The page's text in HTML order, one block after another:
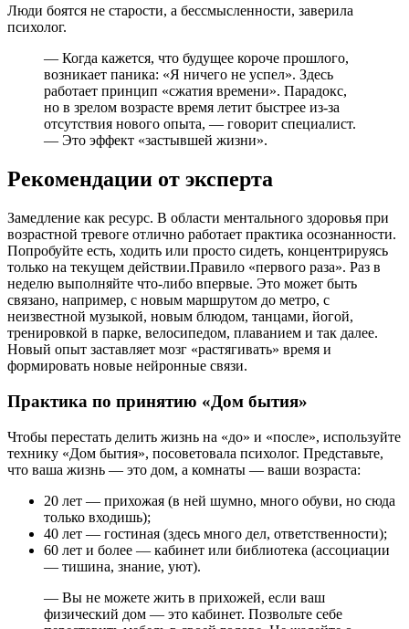
Люди боятся не старости, а бессмысленности, заверила
психолог.
— Когда кажется, что будущее короче прошлого,
возникает паника: «Я ничего не успел». Здесь
работает принцип «сжатия времени». Парадокс,
но в зрелом возрасте время летит быстрее из-за
отсутствия нового опыта, — говорит специалист.
— Это эффект «застывшей жизни».
Рекомендации от эксперта
Замедление как ресурс. В области ментального здоровья при
возрастной тревоге отлично работает практика осознанности.
Попробуйте есть, ходить или просто сидеть, концентрируясь
только на текущем действии.Правило «первого раза». Раз в
неделю выполняйте что-либо впервые. Это может быть
связано, например, с новым маршрутом до метро, с
неизвестной музыкой, новым блюдом, танцами, йогой,
тренировкой в парке, велосипедом, плаванием и так далее.
Новый опыт заставляет мозг «растягивать» время и
формировать новые нейронные связи.
Практика по принятию «Дом бытия»
Чтобы перестать делить жизнь на «до» и «после», используйте
технику «Дом бытия», посоветовала психолог. Представьте,
что ваша жизнь — это дом, а комнаты — ваши возраста:
20 лет — прихожая (в ней шумно, много обуви, но сюда
только входишь);
40 лет — гостиная (здесь много дел, ответственности);
60 лет и более — кабинет или библиотека (ассоциации
— тишина, знание, уют).
— Вы не можете жить в прихожей, если ваш
физический дом — это кабинет. Позвольте себе